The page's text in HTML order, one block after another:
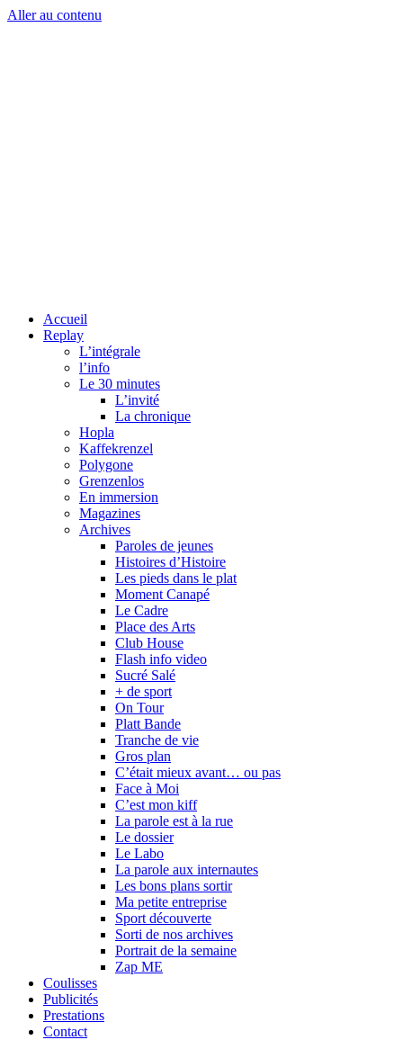
Aller au contenu
Accueil
Replay
L’intégrale
l’info
Le 30 minutes
L’invité
La chronique
Hopla
Kaffekrenzel
Polygone
Grenzenlos
En immersion
Magazines
Archives
Paroles de jeunes
Histoires d’Histoire
Les pieds dans le plat
Moment Canapé
Le Cadre
Place des Arts
Club House
Flash info video
Sucré Salé
+ de sport
On Tour
Platt Bande
Tranche de vie
Gros plan
C’était mieux avant… ou pas
Face à Moi
C’est mon kiff
La parole est à la rue
Le dossier
Le Labo
La parole aux internautes
Les bons plans sortir
Ma petite entreprise
Sport découverte
Sorti de nos archives
Portrait de la semaine
Zap ME
Coulisses
Publicités
Prestations
Contact